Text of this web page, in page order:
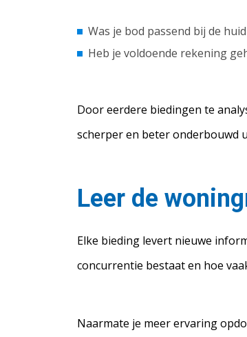
Was je bod passend bij de
Heb je voldoende rekening
Door eerdere biedingen te
scherper en beter onderbouwd
Leer de
Elke bieding levert nieuwe
concurrentie bestaat en hoe
Naarmate je meer ervaring